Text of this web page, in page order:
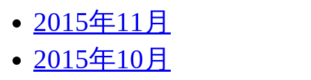
2015年11月
2015年10月